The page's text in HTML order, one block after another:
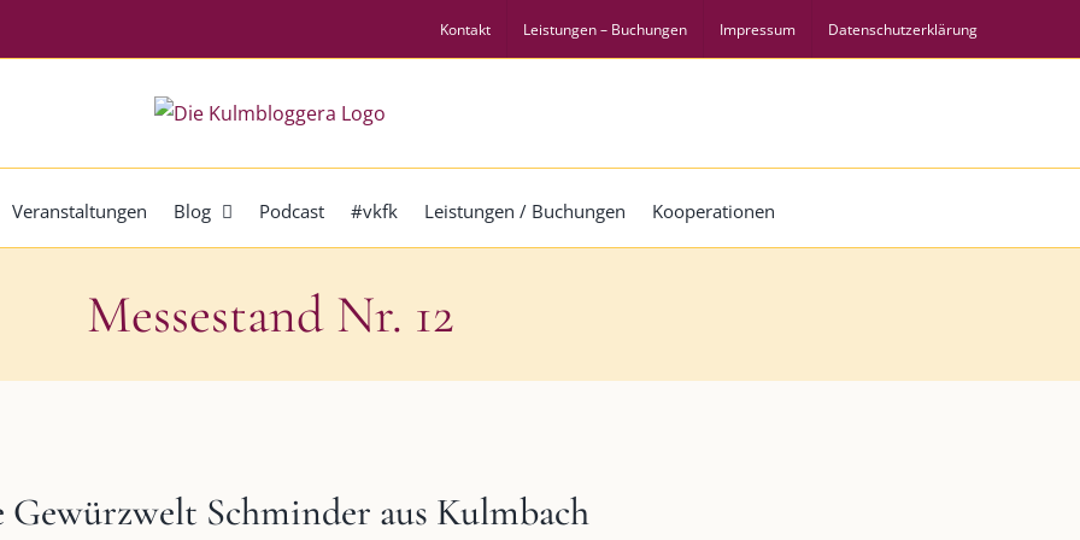
Kontakt Leistungen – Buchungen Impressum Datenschutzerklärung
Veranstaltungen Blog Podcast #vkfk Leistungen / Buchungen Kooperationen
Messestand Nr. 12
Gewürzwelt Schminder aus Kulmbach